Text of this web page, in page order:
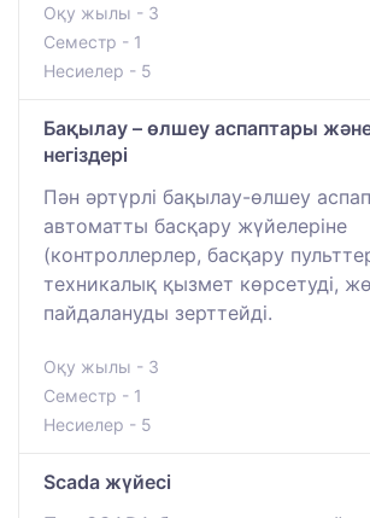
Оқу жылы - 3
Семестр - 1
Несиелер - 5
Бақылау – өлшеу аспаптары
негіздері
Пән әртүрлі бақылау-өлшеу
автоматты басқару жүйелеріне
(контроллерлер, басқару
техникалық қызмет көрсетуді,
пайдалануды зерттейді.
Оқу жылы - 3
Семестр - 1
Несиелер - 5
Scada жүйесі